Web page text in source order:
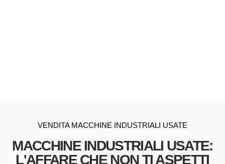
VENDITA MACCHINE INDUSTRIALI USATE
MACCHINE INDUSTRIALI USATE:
L'AFFARE CHE NON TI ASPETTI